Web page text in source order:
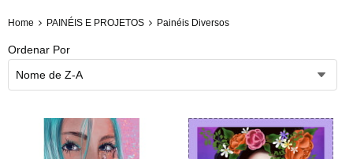
Home PAINÉIS E PROJETOS Painéis Diversos
Ordenar Por
Nome de Z-A